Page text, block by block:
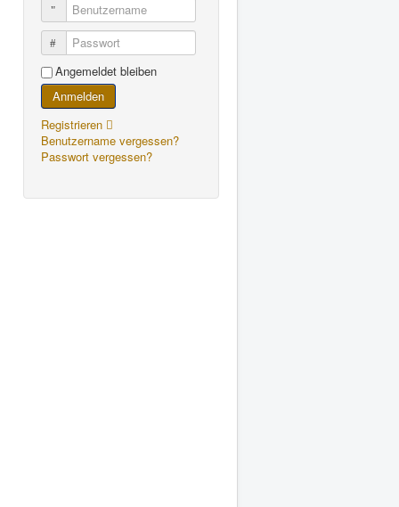
Benutzername
Passwort
Angemeldet bleiben
Anmelden
Registrieren
Benutzername vergessen?
Passwort vergessen?